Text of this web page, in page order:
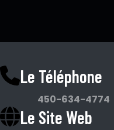
Le Téléphone
450-634-4774
Le Site Web